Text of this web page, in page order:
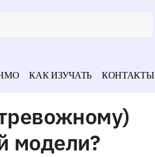
КАК ИЗУЧАТЬ КОНТАКТЫ
модели?